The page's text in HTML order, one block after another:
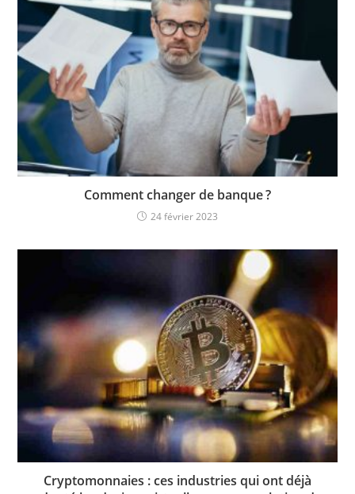
Comment changer de banque ?
24 février 2023
Cryptomonnaies : ces industries qui ont déjà